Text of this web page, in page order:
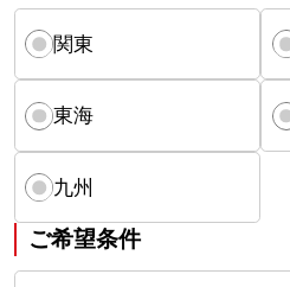
関東
東海
九州
ご希望条件